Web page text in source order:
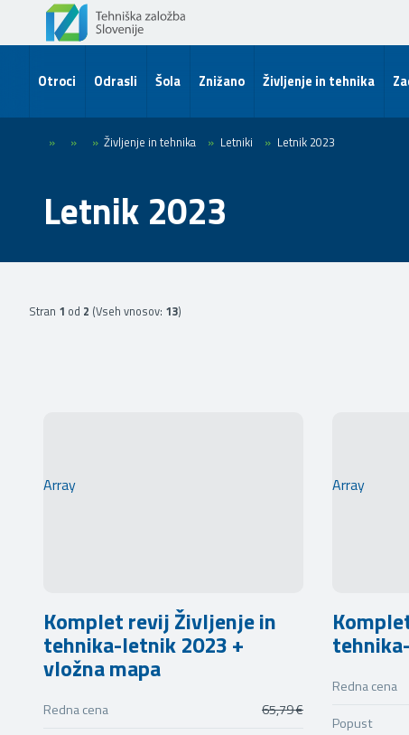
Otroci Odrasli Šola Znižano Življenje in tehnika
» » » Življenje in tehnika » Letniki » Letnik 2023
Letnik 2023
Stran 1 od 2 (Vseh vnosov: 13)
Array
Komplet revij Življenje in
tehnika-letnik 2023 +
vložna mapa
Redna cena
65,79 €
Array
Redna cena
Popust